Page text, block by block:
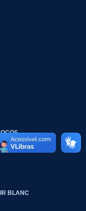
BLANC